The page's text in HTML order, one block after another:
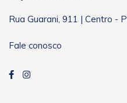
Rua Guarani, 911 | Centro -
Fale conosco